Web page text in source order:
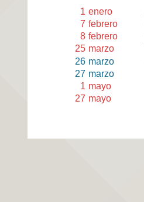
1 enero
7 febrero
8 febrero
25 marzo
26 marzo
27 marzo
1 mayo
27 mayo